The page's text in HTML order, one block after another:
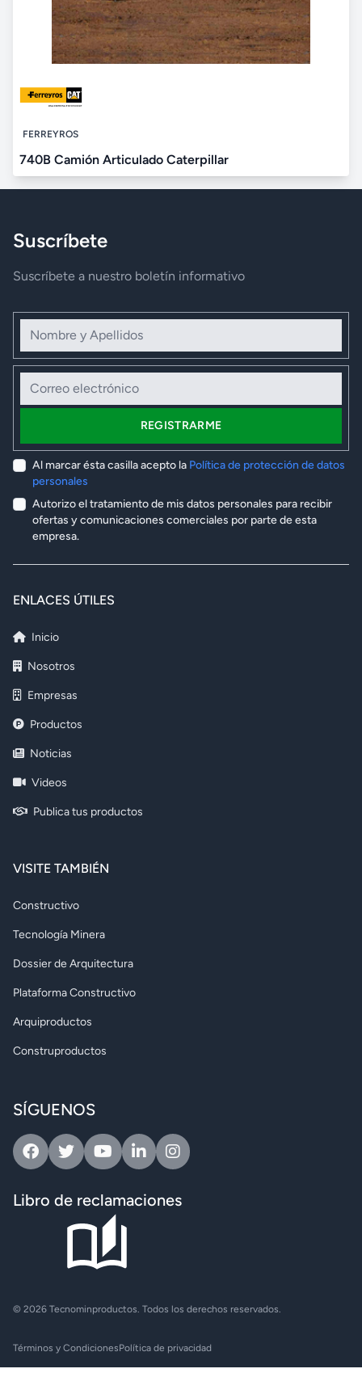
FERREYROS
740B Camión Articulado Caterpillar
Suscríbete
Suscríbete a nuestro boletín informativo
Nombre y Apellidos
Correo electrónico
REGISTRARME
Al marcar ésta casilla acepto la Política de protección de datos
personales
Autorizo el tratamiento de mis datos personales para recibir
ofertas y comunicaciones comerciales por parte de esta
empresa.
ENLACES ÚTILES
Inicio
Nosotros
Empresas
Productos
Noticias
Videos
Publica tus productos
VISITE TAMBIÉN
Constructivo
Tecnología Minera
Dossier de Arquitectura
Plataforma Constructivo
Arquiproductos
Construproductos
SÍGUENOS
FacebookTwitterYoutubeLinkedinInstagram
Libro de reclamaciones
© 2026 Tecnominproductos. Todos los derechos reservados.
Términos y CondicionesPolítica de privacidad